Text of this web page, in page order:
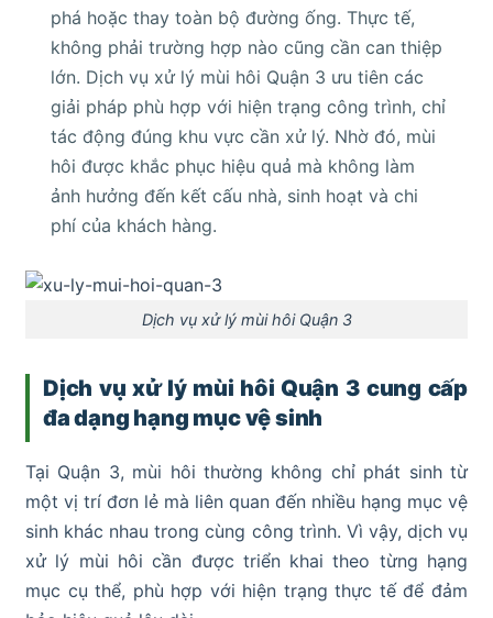
phá hoặc thay toàn bộ đường ống. Thực tế,
không phải trường hợp nào cũng cần can thiệp
lớn. Dịch vụ xử lý mùi hôi Quận 3 ưu tiên các
giải pháp phù hợp với hiện trạng công trình, chỉ
tác động đúng khu vực cần xử lý. Nhờ đó, mùi
hôi được khắc phục hiệu quả mà không làm
ảnh hưởng đến kết cấu nhà, sinh hoạt và chi
phí của khách hàng.
Dịch vụ xử lý mùi hôi Quận 3
Dịch vụ xử lý mùi hôi Quận 3 cung cấp
đa dạng hạng mục vệ sinh
Tại Quận 3, mùi hôi thường không chỉ phát sinh từ
một vị trí đơn lẻ mà liên quan đến nhiều hạng mục vệ
sinh khác nhau trong cùng công trình. Vì vậy, dịch vụ
xử lý mùi hôi cần được triển khai theo từng hạng
mục cụ thể, phù hợp với hiện trạng thực tế để đảm